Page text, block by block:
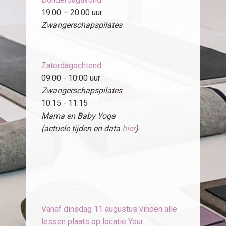
19:00 – 20:00 uur
Zwangerschapspilates
Zaterdagochtend
09:00 - 10:00 uur
Zwangerschapspilates
10:15 - 11:15
Mama en Baby Yoga
(actuele tijden en data hier)
Vanaf dinsdag 11 augustus vinden alle
lessen plaats op locatie Your